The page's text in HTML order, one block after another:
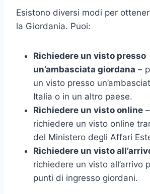
Esistono diversi modi per
la Giordania. Puoi:
Richiedere un visto presso
un’ambasciata giordana –
un visto presso
Italia o in un altro paese.
Richiedere un visto online
richiedere un visto online
del Ministero degli Affari
Richiedere un visto
richiedere un visto all’arrivo
punti di ingresso giordani.